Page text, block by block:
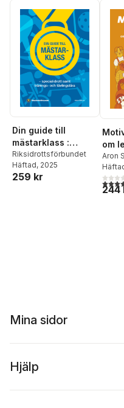
Din guide till
mästarklass :
specialidrott samt
tränings- och
tävlingslära
Riksidrottsförbundet
Häftad, 2025
259 kr
om
och
Aron
4,5
244
Mina sidor
Hjälp